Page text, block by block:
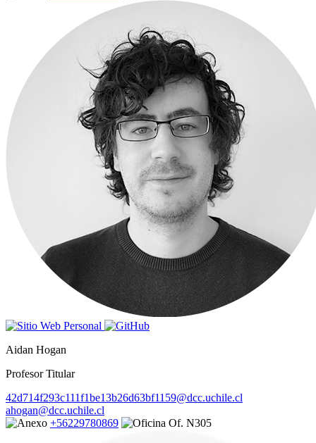
Aidan Hogan
Profesor Titular
42d714f293c111f1be13b26d63bf1159@dcc.uchile.cl
ahogan@dcc.uchile.cl
+56229780869
Of. N305